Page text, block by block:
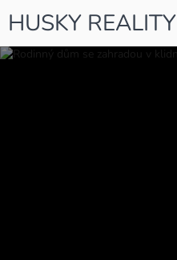
HUSKY REALITY